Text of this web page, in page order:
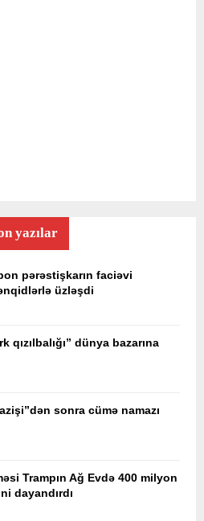
yazılar
pərəstişkarın faciəvi
üzləşdi
dünya bazarına
sonra cümə namazı
Trampın Ağ Evdə 400 milyon
dayandırdı